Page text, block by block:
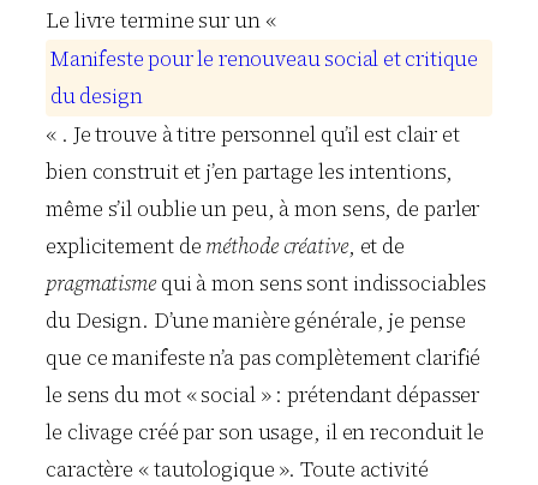
Le livre termine sur un «
Manifestepourle renouveausocial etcritique
dudesign
« . Je trouve à titre personnel qu’il est clair et
bien construit et j’en partage les intentions,
même s’il oublie un peu, à mon sens, de parler
explicitement de méthode créative, et de
pragmatismequi à mon sens sont indissociables
du Design. D’une manière générale, je pense
que ce manifeste n’a pas complètement clarifié
le sens du mot « social » : prétendant dépasser
le clivage créé par son usage, il en reconduit le
caractère « tautologique ». Toute activité